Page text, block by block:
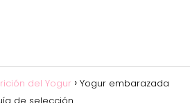
del Yogur
Yogur embarazada
de selección